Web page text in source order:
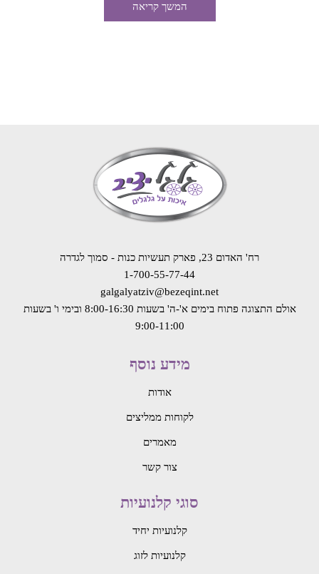
המשך קריאה
רח' האדום 23, פארק תעשיות כנות - סמוך לגדרה
1-700-55-77-44
galgalyatziv@bezeqint.net
אולם התצוגה פתוח בימים א'-ה' בשעות 8:00-16:30
ובימי ו' בשעות
9:00-11:00
מידע נוסף
אודות
לקוחות ממליצים
מאמרים
צור קשר
סוגי קלנועיות
קלנועיות יחיד
קלנועיות לזוג